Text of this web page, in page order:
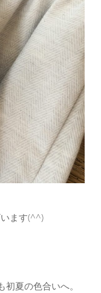
ます(^^)
夏の色合いへ。